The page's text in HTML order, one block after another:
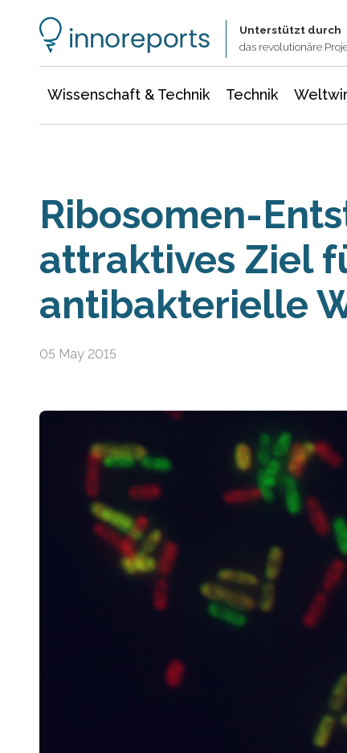
Unterstützt durch
das revolutionäre
Wissenschaft & Technik Technik
Ribosomen-
attraktives Ziel
antibakterielle
05 May 2015